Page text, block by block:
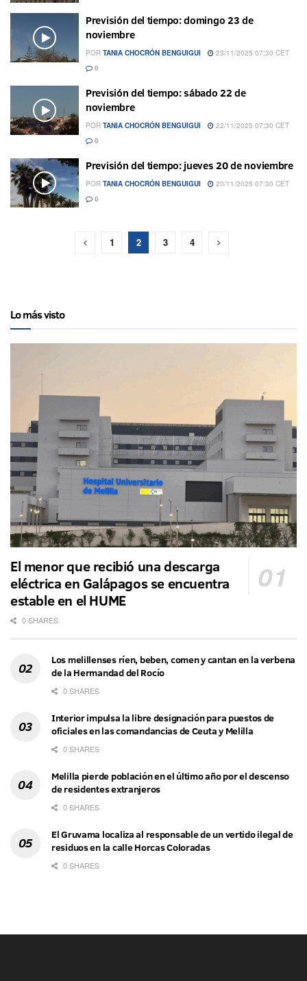
Previsión del tiempo: domingo 23 de
noviembre
POR TANIA CHOCRÓN BENGUIGUI
23/11/2025 07:30 CET
0
Previsión del tiempo: sábado 22 de
noviembre
POR TANIA CHOCRÓN BENGUIGUI
22/11/2025 07:30 CET
0
Previsión del tiempo: jueves 20 de noviembre
POR TANIA CHOCRÓN BENGUIGUI
20/11/2025 07:30 CET
0
1 2 3 4
Lo más visto
El menor que recibió una descarga
eléctrica en Galápagos se encuentra
estable en el HUME
0 SHARES
Los melillenses ríen, beben, comen y cantan en la verbena
de la Hermandad del Rocío
0 SHARES
Interior impulsa la libre designación para puestos de
oficiales en las comandancias de Ceuta y Melilla
0 SHARES
Melilla pierde población en el último año por el descenso
de residentes extranjeros
0 SHARES
El Gruvama localiza al responsable de un vertido ilegal de
residuos en la calle Horcas Coloradas
0 SHARES